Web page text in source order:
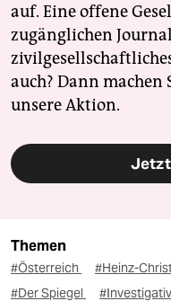
auf. Eine offene
zugänglichen
auch? Dann
unsere Aktion.
Themen
#Österreich #Heinz-
#Der Spiegel